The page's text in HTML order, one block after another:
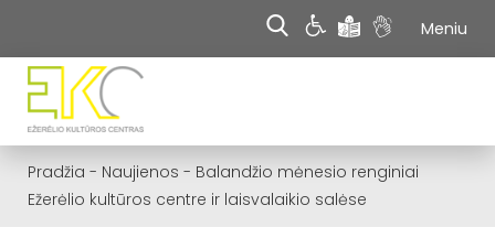
Meniu
Pradžia - Naujienos - Balandžio mėnesio renginiai
Ežerėlio kultūros centre ir laisvalaikio salėse